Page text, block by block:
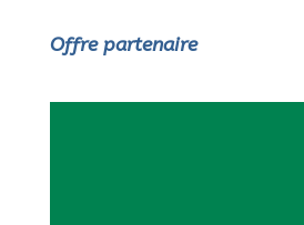
Offre partenaire